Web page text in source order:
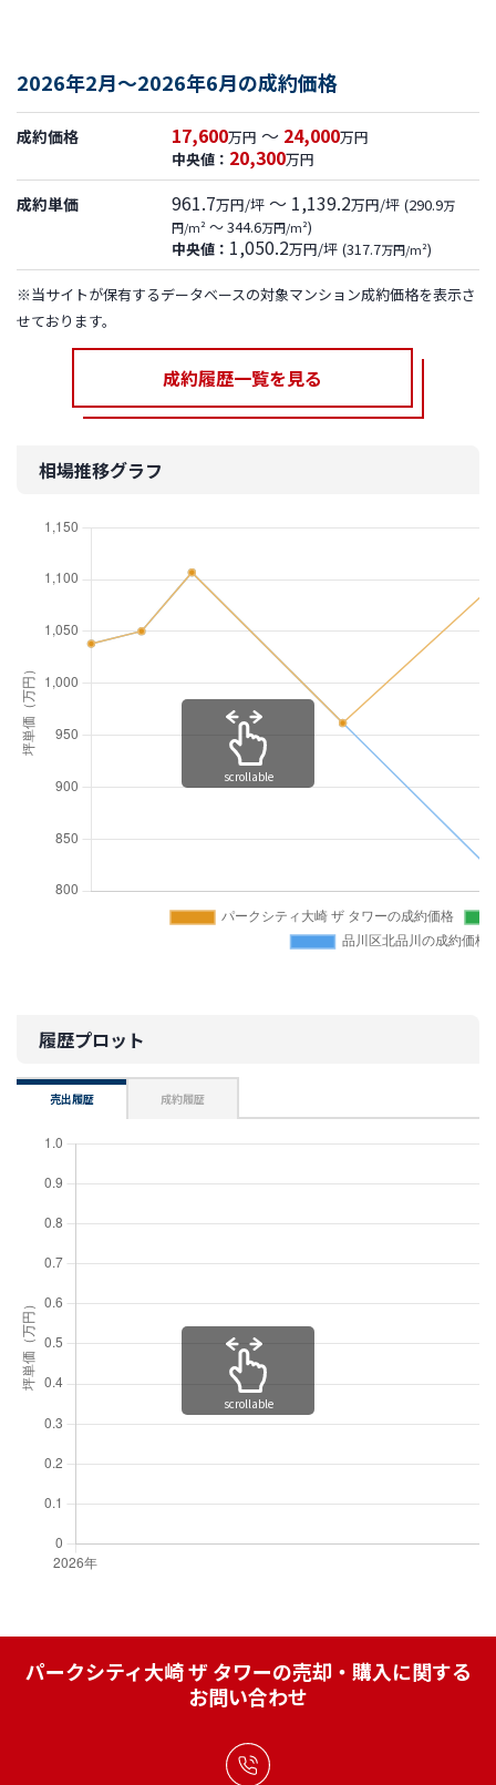
2026年2月～2026年6月の成約価格
成約価格 17,600万円 ～ 24,000万円
中央値： 20,300万円
成約単価 961.7万円/坪 ～ 1,139.2万円/坪 (290.9万
円/m² ～ 344.6万円/m²)
中央値： 1,050.2万円/坪 (317.7万円/m²)
※当サイトが保有するデータベースの対象マンション成約価格を表示さ
せております。
成約履歴一覧を見る
相場推移グラフ
scrollable
履歴プロット
売出履歴 成約履歴
scrollable
パークシティ大崎 ザ タワーの売却・購入に関する
お問い合わせ